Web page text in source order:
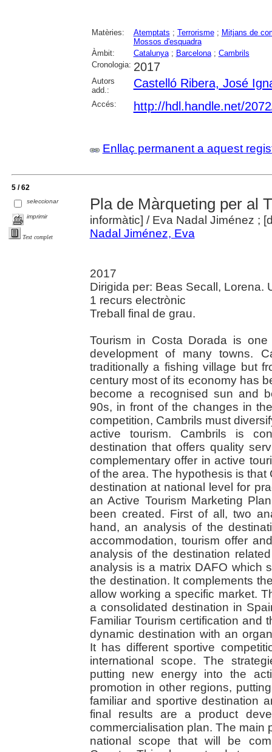
Matèries: Atemptats ; Terrorisme; Mitjans de
Mossos d'esquadra
Àmbit:
Catalunya; Barcelona; Cambrils
Cronologia: 2017
Autors
add.:
Castelló Ribera, José
Accés: http://hdl.handle.net/
Enllaç permanent a aquest
5 / 62
seleccionar
imprimir
Text complet
Pla de Màrqueting per al
informàtic] / Eva Nadal Jiménez ;
Nadal Jiménez, Eva
2017
Dirigida per: Beas Secall, Lorena.
1 recurs electrònic
Treball final de grau.
Tourism in Costa Dorada is
development of many towns.
traditionally a fishing village but
century most of its economy has
become a recognised sun and
90s, in front of the changes in
competition, Cambrils must
active tourism. Cambrils is
destination that offers quality
complementary offer in active
of the area. The hypothesis is
destination at national level for
an Active Tourism Marketing
been created. First of all, two
hand, an analysis of the
accommodation, tourism offer
analysis of the destination
analysis is a matrix DAFO which
the destination. It complements
allow working a specific market.
a consolidated destination in
Familiar Tourism certification and
dynamic destination with an
It has different sportive
international scope. The
putting new energy into the
promotion in other regions,
familiar and sportive destination
final results are a product
commercialisation plan. The main
national scope that will be